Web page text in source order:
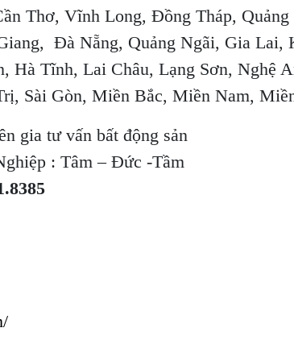
Thơ, Vĩnh Long, Đồng Tháp, Quảng
Đà Nẵng, Quảng Ngãi, Gia Lai,
Tĩnh, Lai Châu, Lạng Sơn, Nghệ
Sài Gòn, Miền Bắc, Miền Nam,
gia tư vấn bất động sản
: Tâm – Đức -Tầm